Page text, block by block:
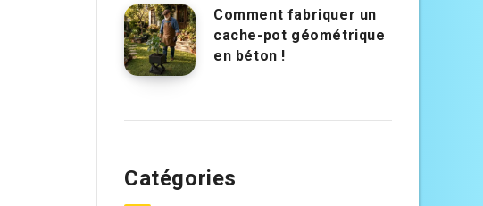
Comment fabriquer un
cache-pot géométrique
en béton !
Catégories